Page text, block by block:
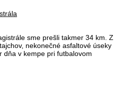
sme prešli takmer 34 km. Z
nekonečné asfaltové úseky
dňa v kempe pri futbalovom